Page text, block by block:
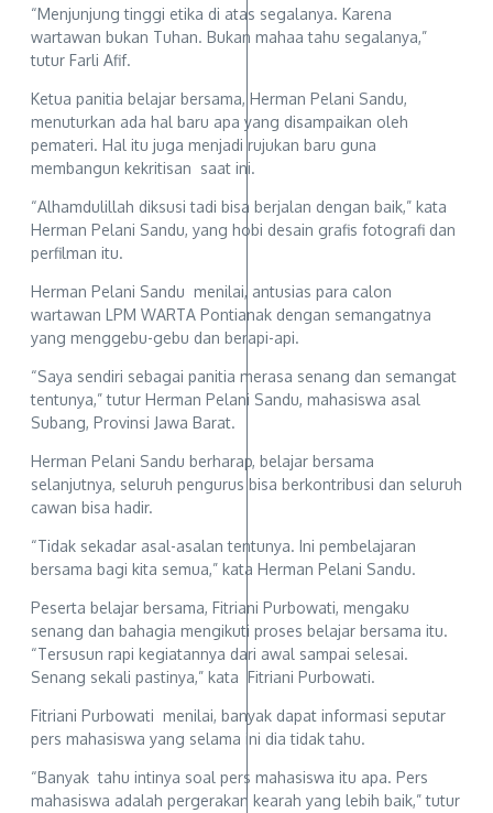
“Menjunjung tinggi etika di atas segalanya. Karena
wartawan bukan Tuhan. Bukan mahaa tahu segalanya,”
tutur Farli Afif.
Ketua panitia belajar bersama, Herman Pelani Sandu,
menuturkan ada hal baru apa yang disampaikan oleh
pemateri. Hal itu juga menjadi rujukan baru guna
membangun kekritisan saat ini.
“Alhamdulillah diksusi tadi bisa berjalan dengan baik,” kata
Herman Pelani Sandu, yang hobi desain grafis fotografi dan
perfilman itu.
Herman Pelani Sandu menilai, antusias para calon
wartawan LPM WARTA Pontianak dengan semangatnya
yang menggebu-gebu dan berapi-api.
“Saya sendiri sebagai panitia merasa senang dan semangat
tentunya,” tutur Herman Pelani Sandu, mahasiswa asal
Subang, Provinsi Jawa Barat.
Herman Pelani Sandu berharap, belajar bersama
selanjutnya, seluruh pengurus bisa berkontribusi dan seluruh
cawan bisa hadir.
“Tidak sekadar asal-asalan tentunya. Ini pembelajaran
bersama bagi kita semua,” kata Herman Pelani Sandu.
Peserta belajar bersama, Fitriani Purbowati, mengaku
senang dan bahagia mengikuti proses belajar bersama itu.
“Tersusun rapi kegiatannya dari awal sampai selesai.
Senang sekali pastinya,” kata Fitriani Purbowati.
Fitriani Purbowati menilai, banyak dapat informasi seputar
pers mahasiswa yang selama ini dia tidak tahu.
“Banyak tahu intinya soal pers mahasiswa itu apa. Pers
mahasiswa adalah pergerakan kearah yang lebih baik,” tutur